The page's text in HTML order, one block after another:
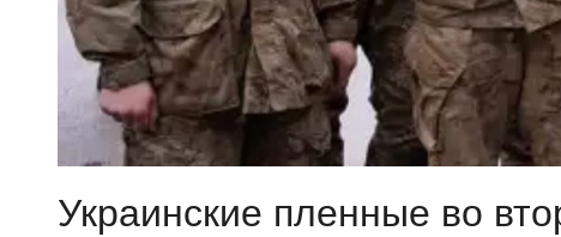
Украинские пленные во